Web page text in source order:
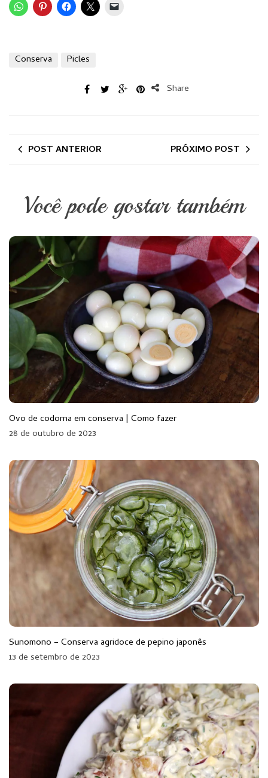
Conserva Picles
Share
POST ANTERIOR PRÓXIMO POST
Você pode gostar também
Ovo de codorna em conserva | Como fazer
28 de outubro de 2023
Sunomono – Conserva agridoce de pepino japonês
13 de setembro de 2023